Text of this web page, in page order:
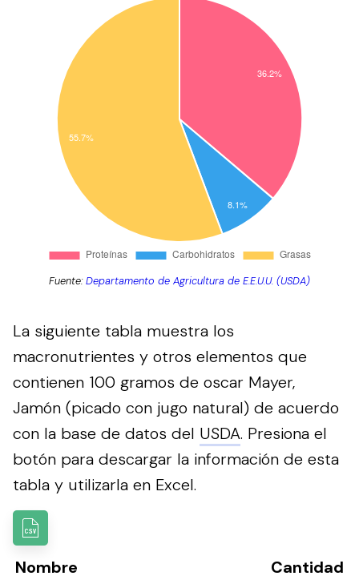
Fuente:Departamento de Agricultura de E.E.U.U. (USDA)
La siguiente tabla muestra los
macronutrientes y otros elementos que
contienen 100 gramos de oscar Mayer,
Jamón (picado con jugo natural) de acuerdo
con la base de datos del USDA. Presiona el
botón para descargar la información de esta
tabla y utilizarla en Excel.
Nombre
Cantidad